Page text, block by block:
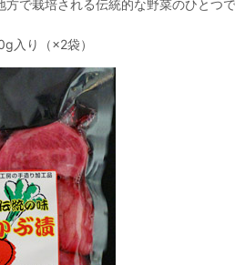
で栽培される伝統的な野菜のひとつ
入り（×2袋）